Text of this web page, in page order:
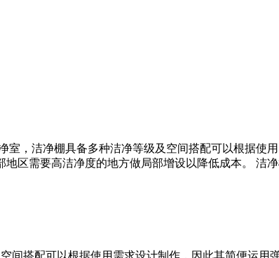
，洁净棚具备多种洁净等级及空间搭配可以根据使
区需要高洁净度的地方做局部增设以降低成本。 洁
间搭配可以根据使用需求设计制作，因此其简便运用